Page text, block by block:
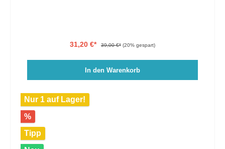
31,20 €* 39,00 €* (20% gespart)
In den Warenkorb
Nur 1 auf Lager!
%
Tipp